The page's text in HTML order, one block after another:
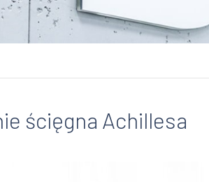
ścięgna Achillesa